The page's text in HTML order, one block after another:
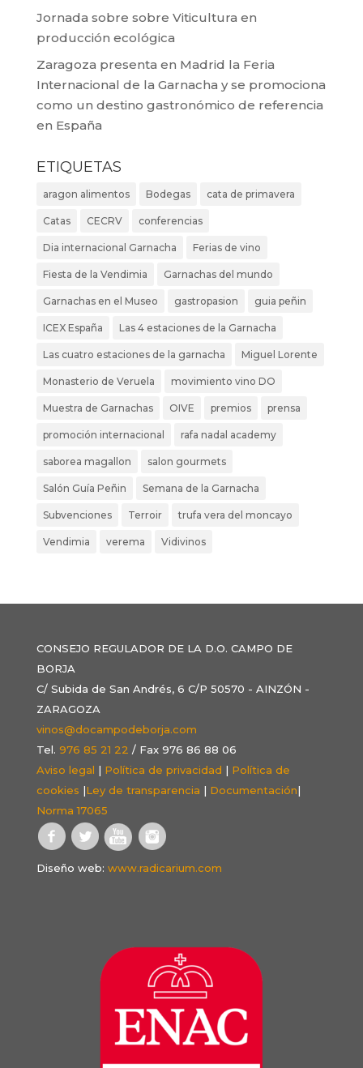
Jornada sobre sobre Viticultura en
producción ecológica
Zaragoza presenta en Madrid la Feria
Internacional de la Garnacha y se promociona
como un destino gastronómico de referencia
en España
ETIQUETAS
aragon alimentos Bodegas cata de primavera
Catas CECRV conferencias
Dia internacional Garnacha Ferias de vino
Fiesta de la Vendimia Garnachas del mundo
Garnachas en el Museo gastropasion guia peñin
ICEX España Las 4 estaciones de la Garnacha
Las cuatro estaciones de la garnacha Miguel Lorente
Monasterio de Veruela movimiento vino DO
Muestra de Garnachas OIVE premios prensa
promoción internacional rafa nadal academy
saborea magallon salon gourmets
Salón Guía Peñin Semana de la Garnacha
Subvenciones Terroir trufa vera del moncayo
Vendimia verema Vidivinos
CONSEJO REGULADOR DE LA D.O. CAMPO DE
BORJA
C/ Subida de San Andrés, 6 C/P 50570 - AINZÓN -
ZARAGOZA
vinos@docampodeborja.com
Tel. 976 85 21 22 / Fax 976 86 88 06
Aviso legal | Política de privacidad | Política de
cookies |Ley de transparencia | Documentación|
Norma 17065
Diseño web: www.radicarium.com